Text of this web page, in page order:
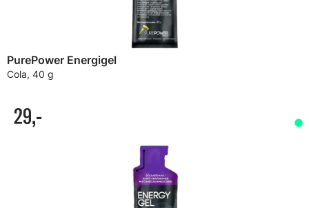
PurePower Energigel
Cola, 40 g
29,-